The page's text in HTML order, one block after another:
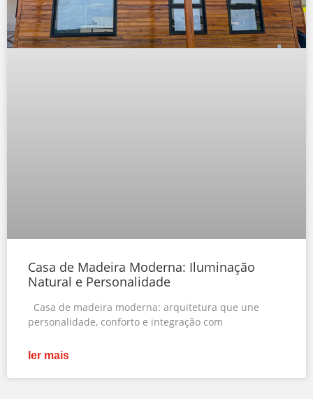
Casa de Madeira Moderna: Iluminação
Natural e Personalidade
Casa de madeira moderna: arquitetura que une
personalidade, conforto e integração com
ler mais